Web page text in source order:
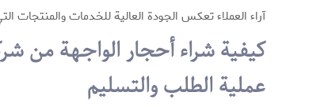
آراء العملاء تعكس الجودة العالية للخدمات والمنتجات
كيفية شراء أحجار الواجهة من
عملية الطلب والتسليم